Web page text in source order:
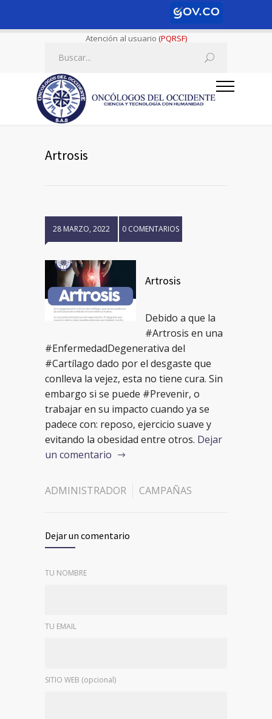
Atención al usuario (PQRSF)
Artrosis
28 MARZO, 2022 0 COMENTARIOS
Artrosis
Debido a que la
#Artrosis en una
#EnfermedadDegenerativa del
#Cartílago dado por el desgaste que
conlleva la vejez, esta no tiene cura. Sin
embargo si se puede #Prevenir, o
trabajar en su impacto cuando ya se
padece con: reposo, ejercicio suave y
evitando la obesidad entre otros. Dejar
un comentario
ADMINISTRADOR CAMPAÑAS
Dejar un comentario
TU NOMBRE
TU EMAIL
SITIO WEB (opcional)